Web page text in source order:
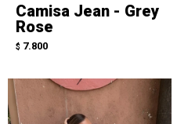
Camisa Jean - Grey
Rose
$ 7.800